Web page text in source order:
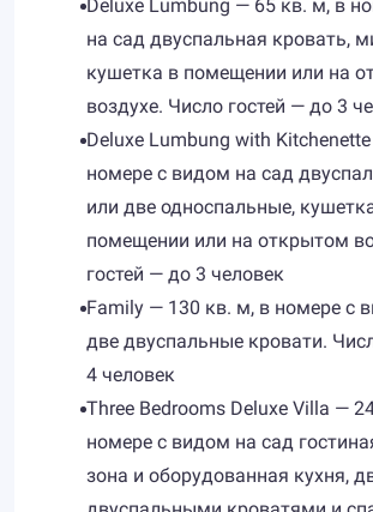
Deluxe Lumbung — 65 кв. м, в
на сад двуспальная кровать,
кушетка в помещении или на
воздухе. Число гостей — до 3
Deluxe Lumbung with
номере с видом на сад
или две односпальные,
помещении или на открытом
гостей — до 3 человек
Family — 130 кв. м, в номере с
две двуспальные кровати.
4 человек
Three Bedrooms Deluxe Villa —
номере с видом на сад
зона и оборудованная кухня,